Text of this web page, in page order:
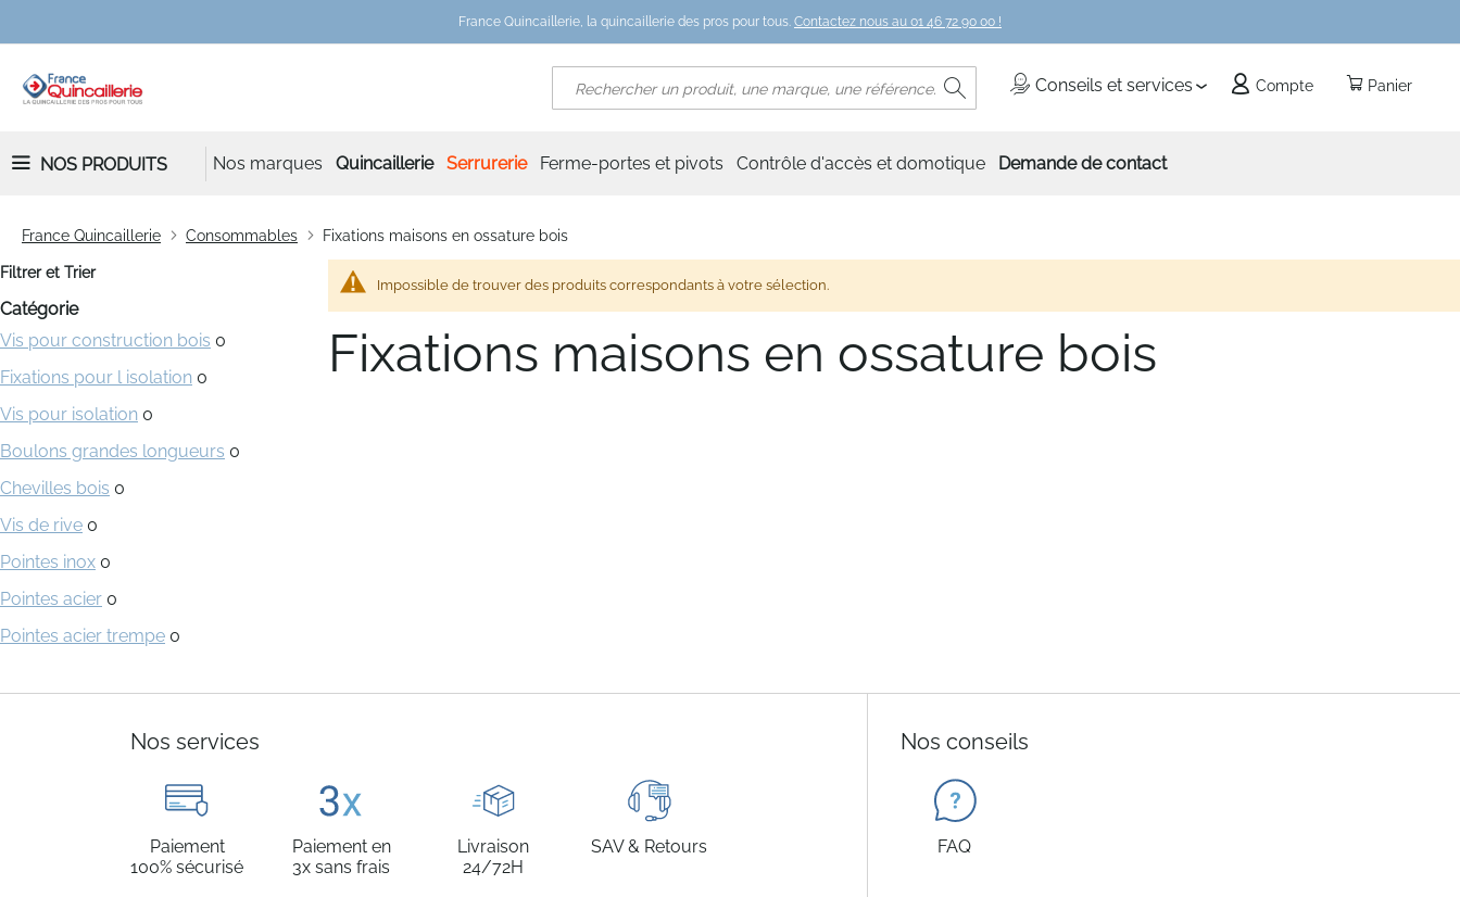
France Quincaillerie, la quincaillerie des pros pour tous. Contactez nous au 01 46 72 90 00 !
Panier
Conseils et services Compte
Rechercher
NOS PRODUITS Nos marques Quincaillerie Serrurerie Ferme-portes et pivots Contrôle d'accès et domotique Demande de contact
France Quincaillerie Consommables Fixations maisons en ossature bois
Fixations maisons en ossature bois
Impossible de trouver des produits correspondants à votre sélection.
Filtrer et Trier
Catégorie
Vis pour construction bois 0
Fixations pour l isolation 0
Vis pour isolation 0
Boulons grandes longueurs 0
Chevilles bois 0
Vis de rive 0
Pointes inox 0
Pointes acier 0
Pointes acier trempe 0
Nos services
Paiement
100% sécurisé
Paiement en
3x sans frais
Livraison
24/72H
SAV & Retours
Nos conseils
FAQ